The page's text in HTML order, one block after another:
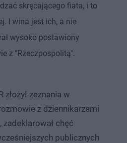
skręcającego fiata, i to
I wina jest ich, a nie
wysoko postawiony
z "Rzeczpospolitą".
złożył zeznania w
z dziennikarzami
chęć
publicznych